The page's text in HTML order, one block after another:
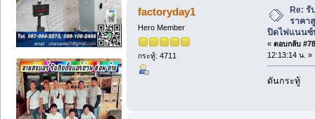
factoryday1
Hero Member
กระทู้: 4711
Re: รั
ราคา
ปิดไฟแนนซ์
« ตอบกลับ
12:13:14 น. »
ดันกระทู้